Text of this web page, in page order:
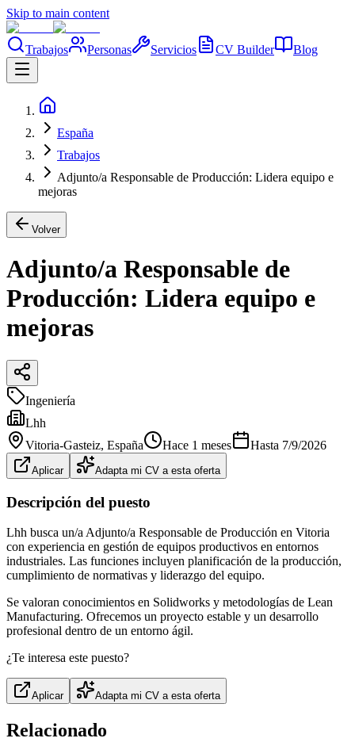
Skip to main content
Trabajos Personas Servicios CV Builder Blog
España
Trabajos
Adjunto/a Responsable de Producción: Lidera equipo e
mejoras
Volver
Adjunto/a Responsable de
Producción: Lidera equipo e
mejoras
Ingeniería
Lhh
Vitoria-Gasteiz, España Hace 1 meses Hasta 7/9/2026
Aplicar Adapta mi CV a esta oferta
Descripción del puesto
Lhh busca un/a Adjunto/a Responsable de Producción en Vitoria
con experiencia en gestión de equipos productivos en entornos
industriales. Las funciones incluyen planificación de la producción,
cumplimiento de normativas y liderazgo del equipo.
Se valoran conocimientos en Solidworks y metodologías de Lean
Manufacturing. Ofrecemos un proyecto estable y un desarrollo
profesional dentro de un entorno ágil.
¿Te interesa este puesto?
Aplicar Adapta mi CV a esta oferta
Relacionado